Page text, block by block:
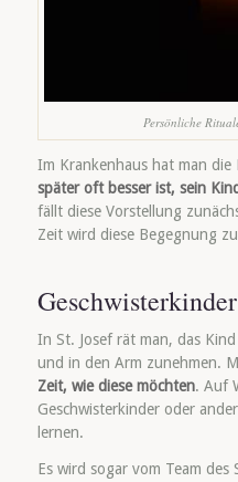
Persönliche
Im Krankenhaus hat man die
später oft besser ist, sein
fällt diese Vorstellung
Zeit wird diese Begegnung
In St. Josef rät man, das
und in den Arm zunehmen.
Zeit, wie diese möchten. Auf
Geschwisterkinder oder
lernen.
Es wird sogar vom Team des